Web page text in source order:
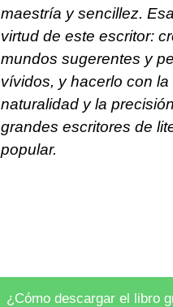
maestría y sencillez.
virtud de este escritor:
mundos sugerentes y
vívidos, y hacerlo con la
naturalidad y la
grandes escritores de
popular.
¿Cómo descargar el libro